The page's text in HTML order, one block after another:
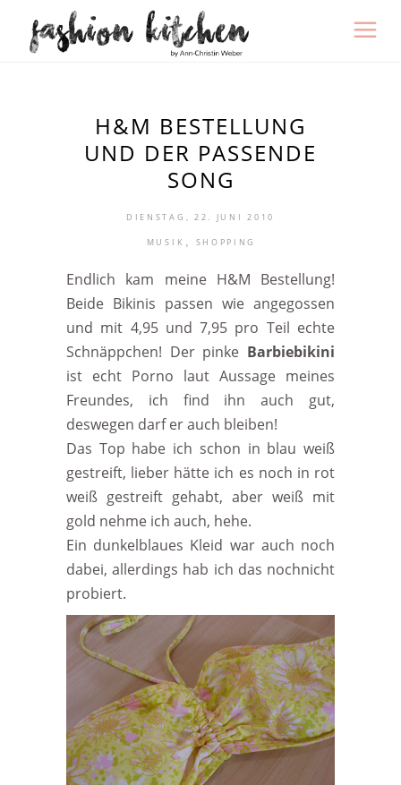
H&M BESTELLUNG
UND DER PASSENDE
SONG
DIENSTAG, 22. JUNI 2010
MUSIK , SHOPPING
Endlich kam meine H&M Bestellung!
Beide Bikinis passen wie angegossen
und mit 4,95 und 7,95 pro Teil echte
Schnäppchen! Der pinke Barbiebikini
ist echt Porno laut Aussage meines
Freundes, ich find ihn auch gut,
deswegen darf er auch bleiben!
Das Top habe ich schon in blau weiß
gestreift, lieber hätte ich es noch in rot
weiß gestreift gehabt, aber weiß mit
gold nehme ich auch, hehe.
Ein dunkelblaues Kleid war auch noch
dabei, allerdings hab ich das nochnicht
probiert.